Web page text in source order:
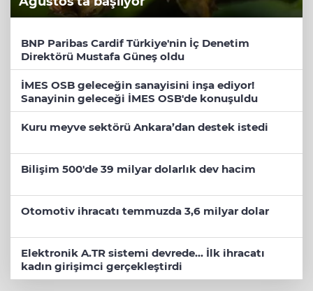
BNP Paribas Cardif Türkiye'nin İç Denetim
Direktörü Mustafa Güneş oldu
İMES OSB geleceğin sanayisini inşa ediyor!
Sanayinin geleceği İMES OSB'de konuşuldu
Kuru meyve sektörü Ankara’dan destek istedi
Bilişim 500'de 39 milyar dolarlık dev hacim
Otomotiv ihracatı temmuzda 3,6 milyar dolar
Elektronik A.TR sistemi devrede... İlk ihracatı
kadın girişimci gerçekleştirdi